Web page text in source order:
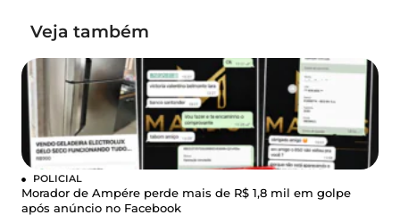
Veja também
POLICIAL
Morador de Ampére perde mais de R$ 1,8 mil em golpe
após anúncio no Facebook